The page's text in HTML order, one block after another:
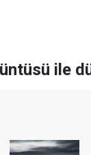
ile